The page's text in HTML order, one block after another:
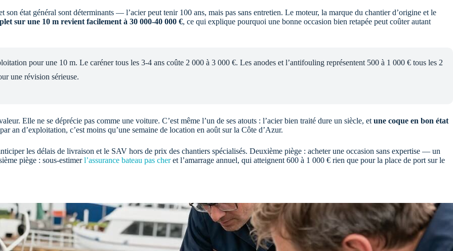
état général sont déterminants — l’acier peut tenir 100 ans, mais pas sans entretien. Le moteur, la marque du chantier d’origine et le
sur une 10 m revient facilement à 30 000-40 000 €, ce qui explique pourquoi une bonne occasion bien retapée peut coûter autant
pour une 10 m. Le caréner tous les 3-4 ans coûte 2 000 à 3 000 €. Les anodes et l’antifouling représentent 500 à 1 000 € tous les 2
une révision sérieuse.
Elle ne se déprécie pas comme une voiture. C’est même l’un de ses atouts : l’acier bien traité dure un siècle, et une coque en bon état
an d’exploitation, c’est moins qu’une semaine de location en août sur la Côte d’Azur.
les délais de livraison et le SAV hors de prix des chantiers spécialisés. Deuxième piège : acheter une occasion sans expertise — un
piège : sous-estimerl’assurance bateau pas cheret l’amarrage annuel, qui atteignent 600 à 1 000 € rien que pour la place de port sur le